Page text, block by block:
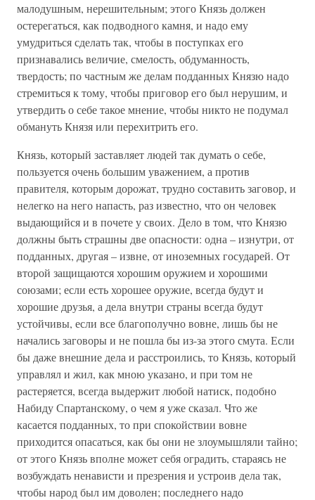
малодушным, нерешительным; этого Князь должен
остерегаться, как подводного камня, и надо ему
умудриться сделать так, чтобы в поступках его
признавались величие, смелость, обдуманность,
твердость; по частным же делам подданных Князю надо
стремиться к тому, чтобы приговор его был нерушим, и
утвердить о себе такое мнение, чтобы никто не подумал
обмануть Князя или перехитрить его.
Князь, который заставляет людей так думать о себе,
пользуется очень большим уважением, а против
правителя, которым дорожат, трудно составить заговор, и
нелегко на него напасть, раз известно, что он человек
выдающийся и в почете у своих. Дело в том, что Князю
должны быть страшны две опасности: одна – изнутри, от
подданных, другая – извне, от иноземных государей. От
второй защищаются хорошим оружием и хорошими
союзами; если есть хорошее оружие, всегда будут и
хорошие друзья, а дела внутри страны всегда будут
устойчивы, если все благополучно вовне, лишь бы не
начались заговоры и не пошла бы из-за этого смута. Если
бы даже внешние дела и расстроились, то Князь, который
управлял и жил, как мною указано, и при том не
растеряется, всегда выдержит любой натиск, подобно
Набиду Спартанскому, о чем я уже сказал. Что же
касается подданных, то при спокойствии вовне
приходится опасаться, как бы они не злоумышляли тайно;
от этого Князь вполне может себя оградить, стараясь не
возбуждать ненависти и презрения и устроив дела так,
чтобы народ был им доволен; последнего надо